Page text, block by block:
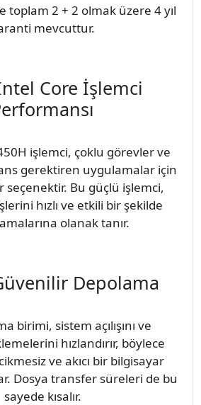
toplam 2 + 2 olmak üzere 4 yıl
mevcuttur.
Core İşlemci
işlemci, çoklu görevler ve
gerektiren uygulamalar için
seçenektir. Bu güçlü işlemci,
hızlı ve etkili bir şekilde
olanak tanır.
Depolama
birimi, sistem açılışını ve
hızlandırır, böylece
ve akıcı bir bilgisayar
Dosya transfer süreleri de bu
sayede kısalır.